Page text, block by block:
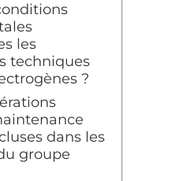
les
techniques
?
dans les
groupe